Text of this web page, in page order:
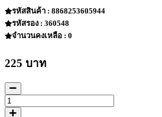
รหัสสินค้า : 8868253605944
รหัสรอง : 360548
จำนวนคงเหลือ : 0
225 บาท